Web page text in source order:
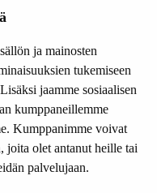
ja mainosten
tukemiseen
jaamme sosiaalisen
kumppaneillemme
Kumppanimme voivat
joita olet antanut heille tai
palvelujaan.